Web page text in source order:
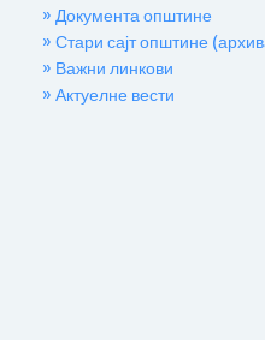
» Документа општине
» Стари сајт општине
» Важни линкови
» Актуелне вести